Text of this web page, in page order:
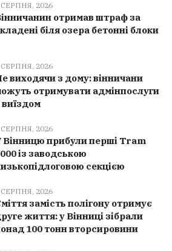
СЕРПНЯ, 2026
отримав штраф за
біля озера бетонні блоки
СЕРПНЯ, 2026
виходячи з дому: вінничани
отримувати адмінпослуги
виїздом
СЕРПНЯ, 2026
Вінницю прибули перші Tram
із заводською
секцією
СЕРПНЯ, 2026
замість полігону отримує
життя: у Вінниці зібрали
100 тонн вторсировини